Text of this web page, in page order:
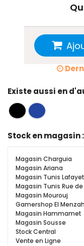
Existe aussi en
Stock en magasin :
Magasin Charguia
Magasin Ariana
Magasin Tunis
Magasin Tunis Rue
Magasin Mourouj
Gamershop El
Magasin Hammamet
Magasin Sousse
Stock Central
Vente en Ligne